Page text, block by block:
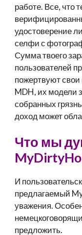
работе. Все, что
удостоверение
селфи с
Сумма твоего
пользователей
пожертвуют
MDH, их модели
собранных
доход может
Что мы
И
предлагаемый
уважения.
предложить.